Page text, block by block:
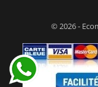
© 2026 -